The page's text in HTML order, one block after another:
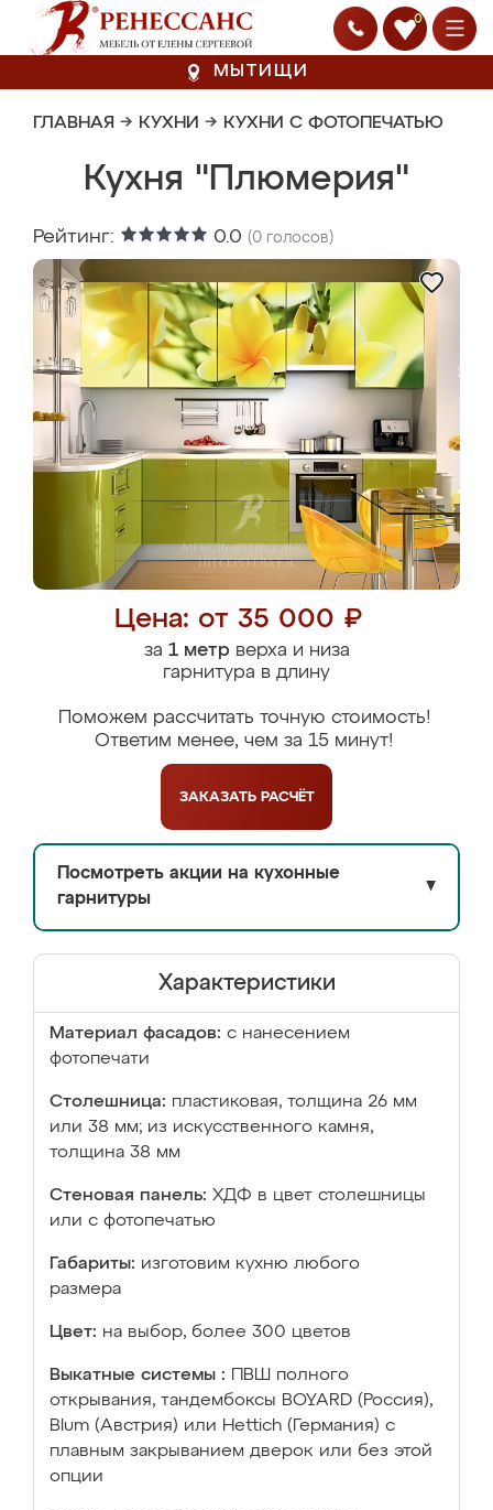
0
МЫТИЩИ
ГЛАВНАЯ → КУХНИ → КУХНИ С ФОТОПЕЧАТЬЮ
Кухня "Плюмерия"
Рейтинг: 0.0 (0 голосов)
Цена: от 35 000 ₽
за 1 метрверха и низа
гарнитура в длину
Поможем рассчитать точную стоимость!
Ответим менее, чем за 15 минут!
ЗАКАЗАТЬ РАСЧЁТ
Посмотреть акции на кухонные
гарнитуры
▼
Характеристики
Материал фасадов: с нанесением
фотопечати
Столешница: пластиковая, толщина 26 мм
или 38 мм; из искусственного камня,
толщина 38 мм
Стеновая панель: ХДФ в цвет столешницы
или с фотопечатью
Габариты: изготовим кухню любого
размера
Цвет: на выбор, более 300 цветов
Выкатные системы :
ПВШ полного
открывания, тандембоксы BOYARD (Россия),
Blum (Австрия) или Hettich (Германия) с
плавным закрыванием дверок или без этой
опции